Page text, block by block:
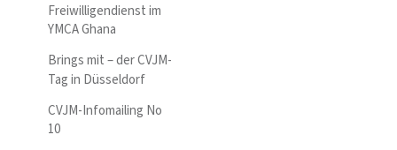
Freiwilligendienst im
YMCA Ghana
Brings mit – der CVJM-
Tag in Düsseldorf
CVJM-Infomailing No
10